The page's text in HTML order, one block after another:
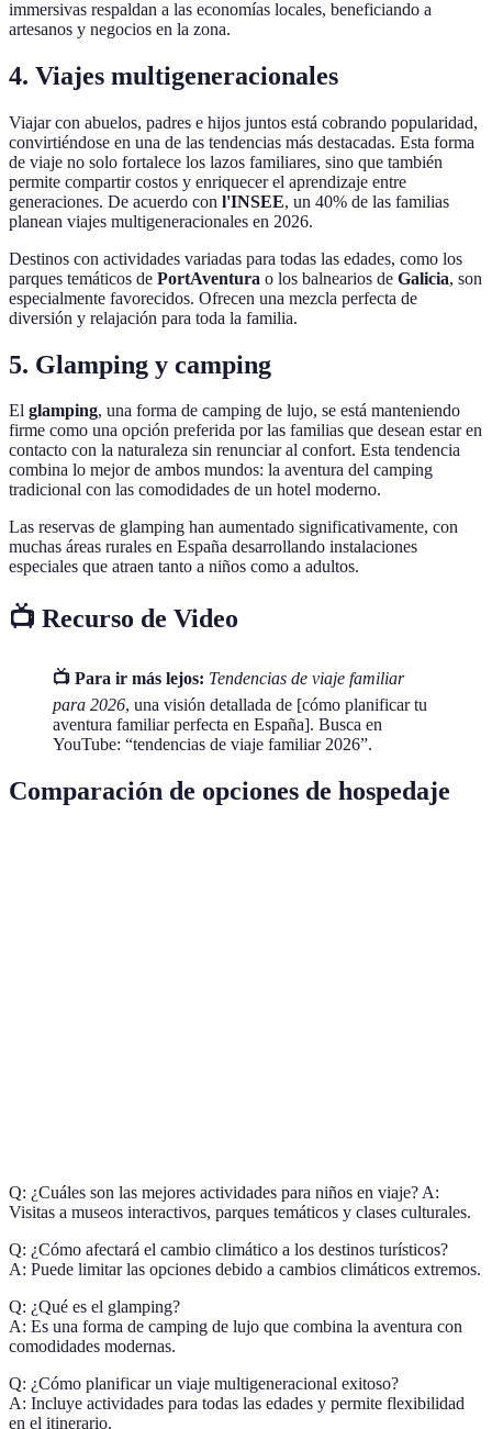
immersivas respaldan a las economías locales, beneficiando a
artesanos y negocios en la zona.
4. Viajes multigeneracionales
Viajar con abuelos, padres e hijos juntos está cobrando popularidad,
convirtiéndose en una de las tendencias más destacadas. Esta forma
de viaje no solo fortalece los lazos familiares, sino que también
permite compartir costos y enriquecer el aprendizaje entre
generaciones. De acuerdo con l'INSEE, un 40% de las familias
planean viajes multigeneracionales en 2026.
Destinos con actividades variadas para todas las edades, como los
parques temáticos de PortAventura o los balnearios de Galicia, son
especialmente favorecidos. Ofrecen una mezcla perfecta de
diversión y relajación para toda la familia.
5. Glamping y camping
El glamping, una forma de camping de lujo, se está manteniendo
firme como una opción preferida por las familias que desean estar en
contacto con la naturaleza sin renunciar al confort. Esta tendencia
combina lo mejor de ambos mundos: la aventura del camping
tradicional con las comodidades de un hotel moderno.
Las reservas de glamping han aumentado significativamente, con
muchas áreas rurales en España desarrollando instalaciones
especiales que atraen tanto a niños como a adultos.
📺 Recurso de Video
📺 Para ir más lejos: Tendencias de viaje familiar
para 2026, una visión detallada de [cómo planificar tu
aventura familiar perfecta en España]. Busca en
YouTube: “tendencias de viaje familiar 2026”.
Comparación de opciones de hospedaje
Q: ¿Cuáles son las mejores actividades para niños en viaje? A:
Visitas a museos interactivos, parques temáticos y clases culturales.
Q: ¿Cómo afectará el cambio climático a los destinos turísticos?
A: Puede limitar las opciones debido a cambios climáticos extremos.
Q: ¿Qué es el glamping?
A: Es una forma de camping de lujo que combina la aventura con
comodidades modernas.
Q: ¿Cómo planificar un viaje multigeneracional exitoso?
A: Incluye actividades para todas las edades y permite flexibilidad
en el itinerario.